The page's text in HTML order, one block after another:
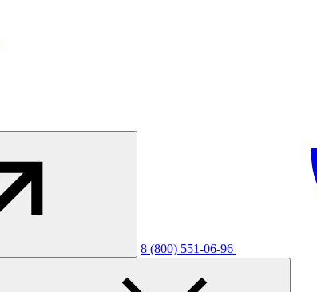
8 (800) 551-06-96